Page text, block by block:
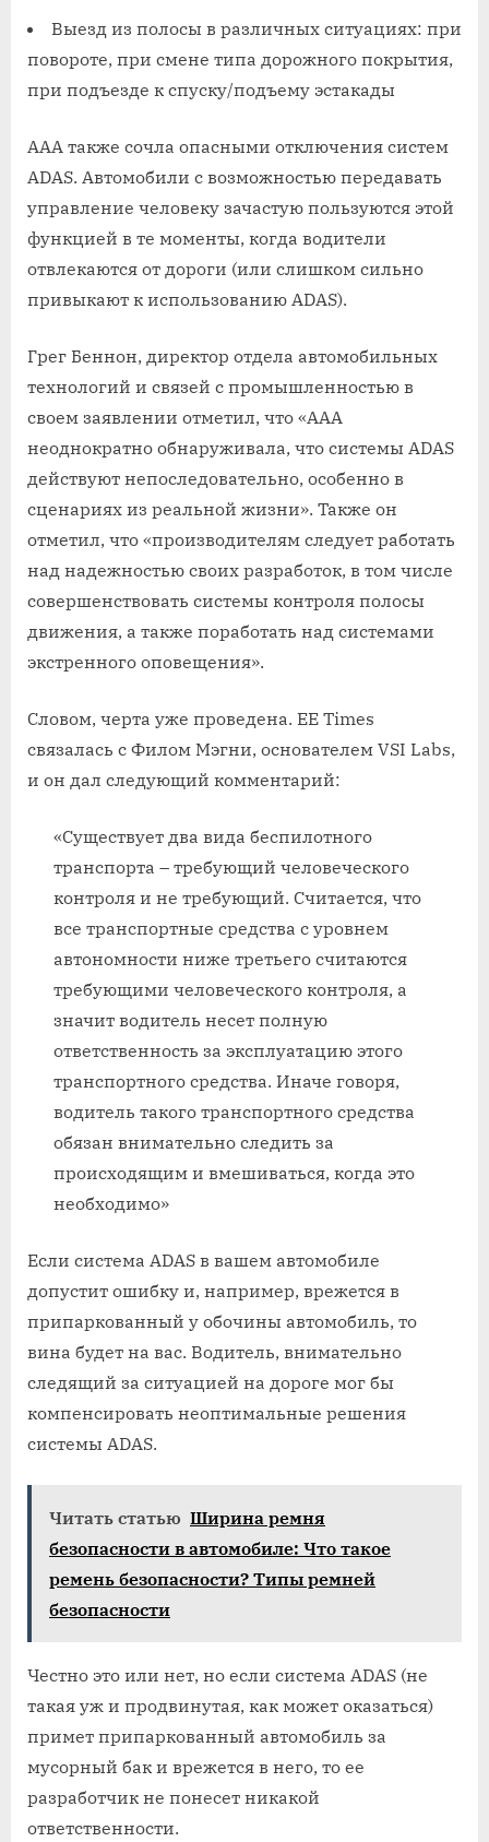
Выезд из полосы в различных ситуациях: при
повороте, при смене типа дорожного покрытия,
при подъезде к спуску/подъему эстакады
ААА также сочла опасными отключения систем
ADAS. Автомобили с возможностью передавать
управление человеку зачастую пользуются этой
функцией в те моменты, когда водители
отвлекаются от дороги (или слишком сильно
привыкают к использованию ADAS).
Грег Беннон, директор отдела автомобильных
технологий и связей с промышленностью в
своем заявлении отметил, что «ААА
неоднократно обнаруживала, что системы ADAS
действуют непоследовательно, особенно в
сценариях из реальной жизни». Также он
отметил, что «производителям следует работать
над надежностью своих разработок, в том числе
совершенствовать системы контроля полосы
движения, а также поработать над системами
экстренного оповещения».
Словом, черта уже проведена. EE Times
связалась с Филом Мэгни, основателем VSI Labs,
и он дал следующий комментарий:
«Существует два вида беспилотного
транспорта – требующий человеческого
контроля и не требующий. Считается, что
все транспортные средства с уровнем
автономности ниже третьего считаются
требующими человеческого контроля, а
значит водитель несет полную
ответственность за эксплуатацию этого
транспортного средства. Иначе говоря,
водитель такого транспортного средства
обязан внимательно следить за
происходящим и вмешиваться, когда это
необходимо»
Если система ADAS в вашем автомобиле
допустит ошибку и, например, врежется в
припаркованный у обочины автомобиль, то
вина будет на вас. Водитель, внимательно
следящий за ситуацией на дороге мог бы
компенсировать неоптимальные решения
системы ADAS.
Читать статью Ширина ремня
безопасности в автомобиле: Что такое
ремень безопасности? Типы ремней
безопасности
Честно это или нет, но если система ADAS (не
такая уж и продвинутая, как может оказаться)
примет припаркованный автомобиль за
мусорный бак и врежется в него, то ее
разработчик не понесет никакой
ответственности.